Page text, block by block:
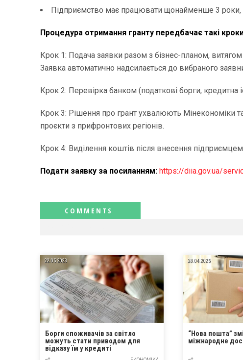
Підприємство має працювати щонайменше 3 роки,
Процедура отримання гранту передбачає такі
Крок 1: Подача заявки разом з бізнес-планом,
Заявка автоматично надсилається до вибраного
Крок 2: Перевірка банком (податкові борги, кредитна
Крок 3: Рішення про грант ухвалюють Мінекономіки
проєкти з прифронтових регіонів.
Крок 4: Виділення коштів після внесення підприємцем
Подати заявку за посиланням: https://diia.gov.ua/
22.05.2023
Борги споживачів за світло
можуть стати приводом для
відказу їм у кредиті
28.04.2025
“Нова пошта”
міжнародне